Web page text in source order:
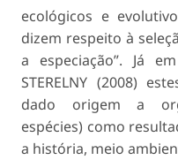
ecológicos e
dizem respeito à
a especiação”. Já
STERELNY (2008)
dado origem a
espécies) como
a história, meio